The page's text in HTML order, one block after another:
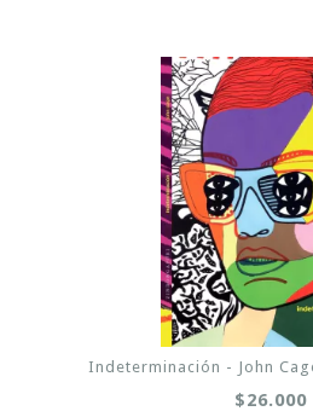
Indeterminación - John
$26.000